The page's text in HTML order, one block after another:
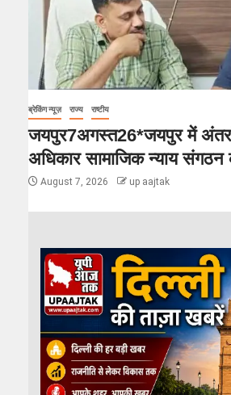
ब्रेकिंग न्यूज़ राज्य राष्टीय
जयपुर7अगस्त26*जयपुर में
अधिकार सामाजिक न्याय
August 7, 2026 up aajtak